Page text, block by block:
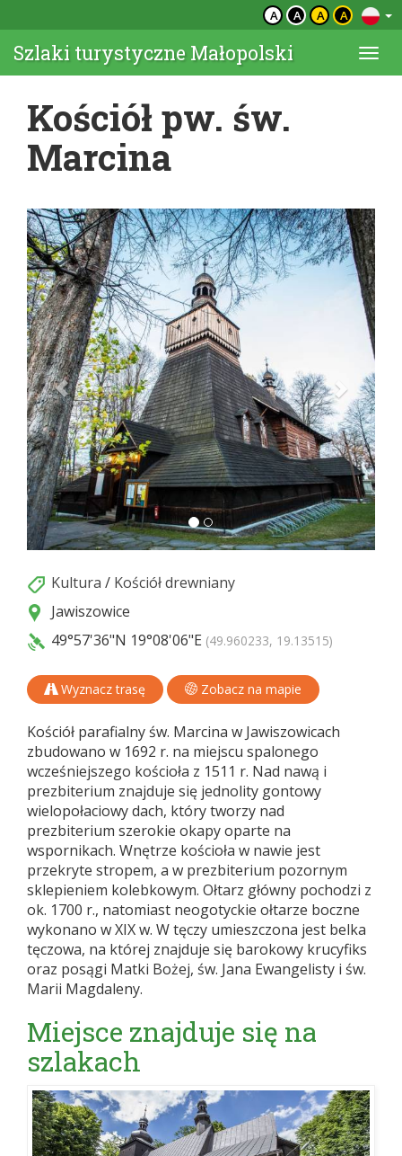
A A A A
Szlaki turystyczne Małopolski
Kościół pw. św.
Marcina
Kultura / Kościół drewniany
Jawiszowice
49°57'36"N 19°08'06"E (49.960233, 19.13515)
Wyznacz trasę Zobacz na mapie
Kościół parafialny św. Marcina w Jawiszowicach
zbudowano w 1692 r. na miejscu spalonego
wcześniejszego kościoła z 1511 r. Nad nawą i
prezbiterium znajduje się jednolity gontowy
wielopołaciowy dach, który tworzy nad
prezbiterium szerokie okapy oparte na
wspornikach. Wnętrze kościoła w nawie jest
przekryte stropem, a w prezbiterium pozornym
sklepieniem kolebkowym. Ołtarz główny pochodzi z
ok. 1700 r., natomiast neogotyckie ołtarze boczne
wykonano w XIX w. W tęczy umieszczona jest belka
tęczowa, na której znajduje się barokowy krucyfiks
oraz posągi Matki Bożej, św. Jana Ewangelisty i św.
Marii Magdaleny.
Miejsce znajduje się na
szlakach